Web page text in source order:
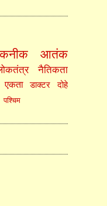
आतंक
नैतिकता
एकता डाक्टर
दोहे
पश्चिम